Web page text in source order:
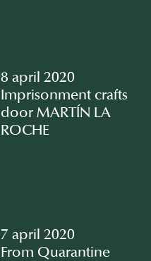
8 april 2020
Imprisonment crafts
door MARTÍN LA
ROCHE
7 april 2020
From Quarantine